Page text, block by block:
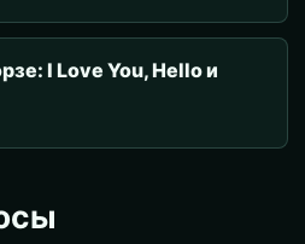
I Love You, Hello и